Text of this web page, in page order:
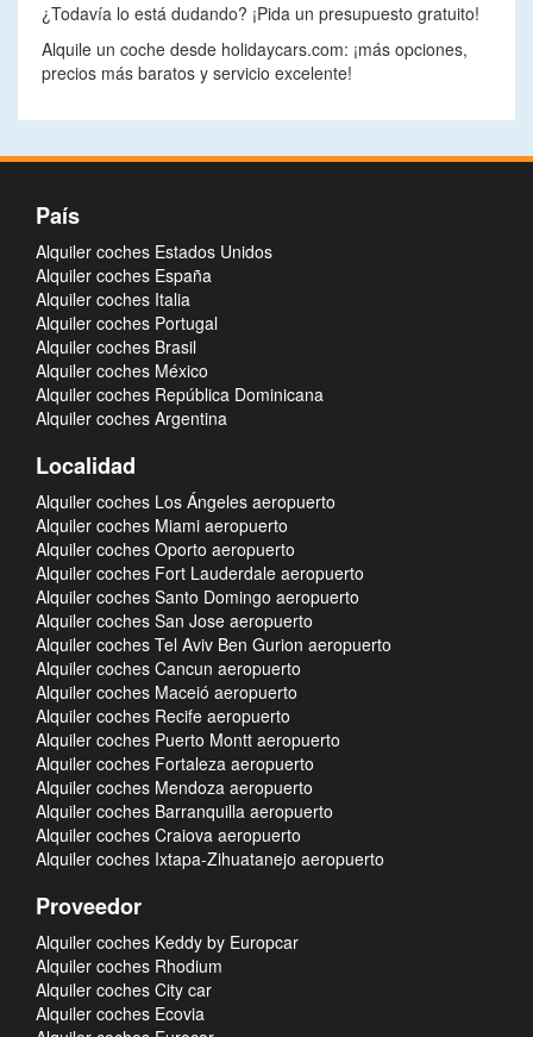
¿Todavía lo está dudando? ¡Pida un presupuesto gratuito!
Alquile un coche desde holidaycars.com: ¡más opciones,
precios más baratos y servicio excelente!
País
Alquiler coches Estados Unidos
Alquiler coches España
Alquiler coches Italia
Alquiler coches Portugal
Alquiler coches Brasil
Alquiler coches México
Alquiler coches República Dominicana
Alquiler coches Argentina
Localidad
Alquiler coches Los Ángeles aeropuerto
Alquiler coches Miami aeropuerto
Alquiler coches Oporto aeropuerto
Alquiler coches Fort Lauderdale aeropuerto
Alquiler coches Santo Domingo aeropuerto
Alquiler coches San Jose aeropuerto
Alquiler coches Tel Aviv Ben Gurion aeropuerto
Alquiler coches Cancun aeropuerto
Alquiler coches Maceió aeropuerto
Alquiler coches Recife aeropuerto
Alquiler coches Puerto Montt aeropuerto
Alquiler coches Fortaleza aeropuerto
Alquiler coches Mendoza aeropuerto
Alquiler coches Barranquilla aeropuerto
Alquiler coches Craiova aeropuerto
Alquiler coches Ixtapa-Zihuatanejo aeropuerto
Proveedor
Alquiler coches Keddy by Europcar
Alquiler coches Rhodium
Alquiler coches City car
Alquiler coches Ecovia